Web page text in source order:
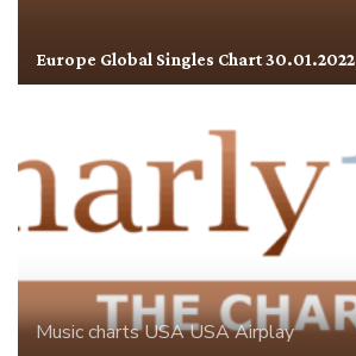
Europe Global Singles Chart 30.01.2022
Music chartsUSAUSA Airplay